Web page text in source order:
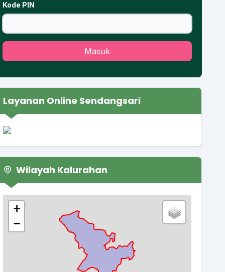
Kode PIN
Masuk
Layanan Online Sendangsari
Wilayah Kalurahan
+
−